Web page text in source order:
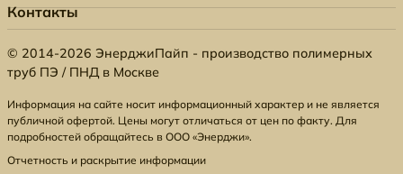
Контакты
© 2014-2026 ЭнерджиПайп - производство полимерных
труб ПЭ / ПНД в Москве
Информация на сайте носит информационный характер и не является
публичной офертой. Цены могут отличаться от цен по факту. Для
подробностей обращайтесь в ООО «Энерджи».
Отчетность и раскрытие информации